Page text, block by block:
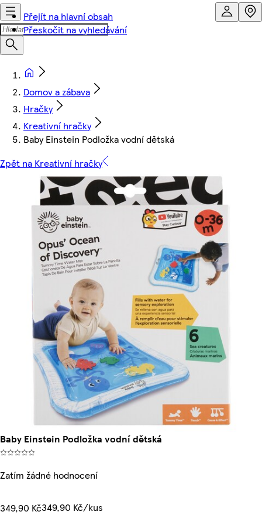
Přejít na hlavní obsah
Přeskočit na vyhledávání
Domov a zábava
Hračky
Kreativní hračky
Baby Einstein Podložka vodní dětská
Zpět na Kreativní hračky
Baby Einstein Podložka vodní dětská
Zatím žádné hodnocení
349,90 Kč349,90 Kč/kus